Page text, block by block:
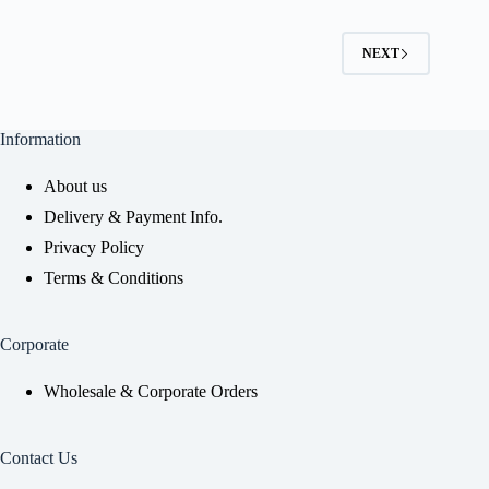
NEXT
Information
About us
Delivery & Payment Info.
Privacy Policy
Terms & Conditions
Corporate
Wholesale & Corporate Orders
Contact Us